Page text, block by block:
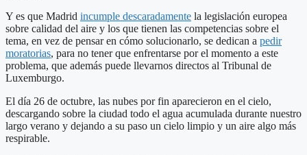
Y es que Madrid incumple descaradamente la legislación europea
sobre calidad del aire y los que tienen las competencias sobre el
tema, en vez de pensar en cómo solucionarlo, se dedican a pedir
moratorias, para no tener que enfrentarse por el momento a este
problema, que además puede llevarnos directos al Tribunal de
Luxemburgo.
El día 26 de octubre, las nubes por fin aparecieron en el cielo,
descargando sobre la ciudad todo el agua acumulada durante nuestro
largo verano y dejando a su paso un cielo limpio y un aire algo más
respirable.